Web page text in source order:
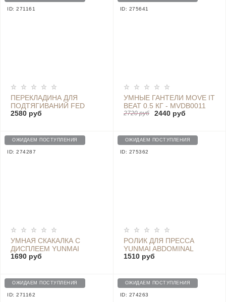
ID: 271161
ПЕРЕКЛАДИНА ДЛЯ
ПОДТЯГИВАНИЙ FED
HOUSEHOLD PUNCH-
2580 руб
ID: 275641
УМНЫЕ ГАНТЕЛИ MOVE IT
BEAT 0.5 КГ - MVDB0011
GREY
2720 руб 2440 руб
ОЖИДАЕМ ПОСТУПЛЕНИЯ
ID: 274287
УМНАЯ СКАКАЛКА С
ДИСПЛЕЕМ YUNMAI
INTELLIGENT TRAINING
1690 руб
ОЖИДАЕМ ПОСТУПЛЕНИЯ
ID: 275362
РОЛИК ДЛЯ ПРЕССА
YUNMAI ABDOMINAL
WHEEL - YMHA-R401
1510 руб
ОЖИДАЕМ ПОСТУПЛЕНИЯ
ID: 271162
ОЖИДАЕМ ПОСТУПЛЕНИЯ
ID: 274263